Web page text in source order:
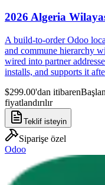
2026 Algeria
A build-to-order Odoo
and commune hierarchy
wired into partner
installs, and supports it
$299.00'dan itibaren
fiyatlandırılır
Teklif isteyin
Siparişe özel
Odoo